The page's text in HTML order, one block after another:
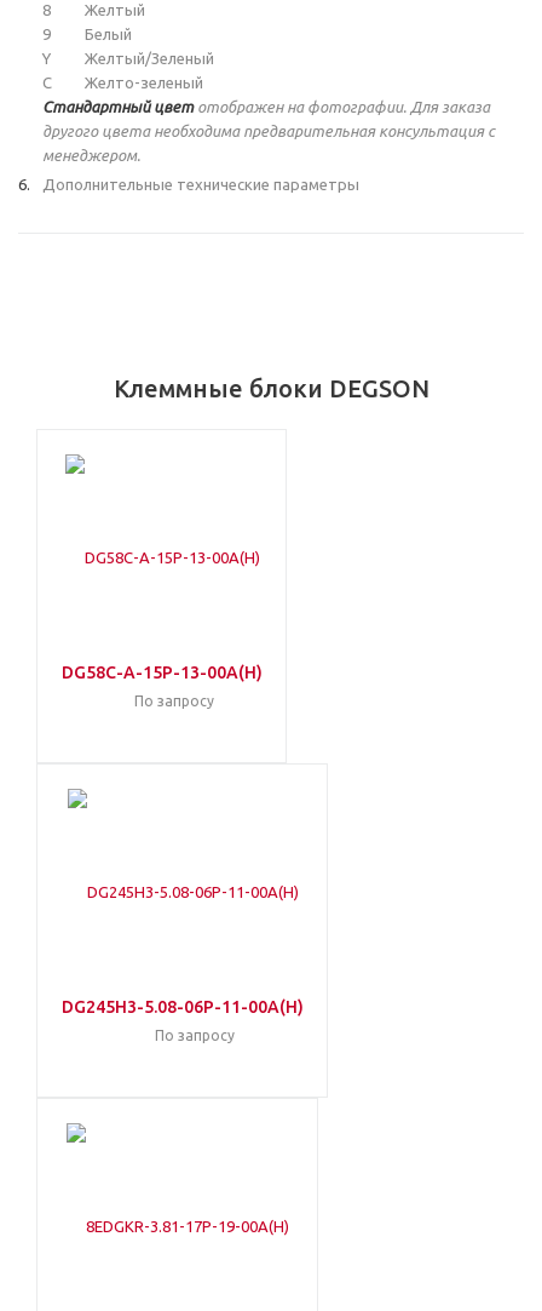
8
Желтый
9
Белый
Y
Желтый/Зеленый
C
Желто-зеленый
Стандартный цветотображен на фотографии. Для заказа
другого цвета необходима предварительная консультация с
менеджером.
Дополнительные технические параметры
Клеммные блоки DEGSON
DG58C-A-15P-13-00A(H)
По запросу
DG245H3-5.08-06P-11-00A(H)
По запросу